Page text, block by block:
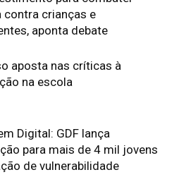
contra crianças e
aponta debate
aposta nas críticas à
na escola
Digital: GDF lança
para mais de 4 mil jovens
de vulnerabilidade